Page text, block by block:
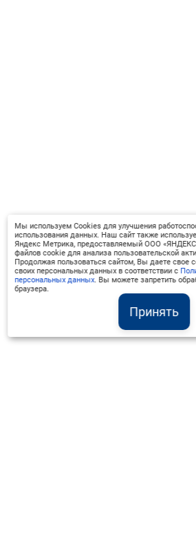
Принять
Мы используем Cookies для улучшения
использования данных. Наш сайт также
Яндекс Метрика, предоставляемый ООО
файлов cookie для анализа пользовательской
Продолжая пользоваться сайтом, Вы даете свое
своих персональных данных в соответствии с
персональных данных. Вы можете запретить
браузера.